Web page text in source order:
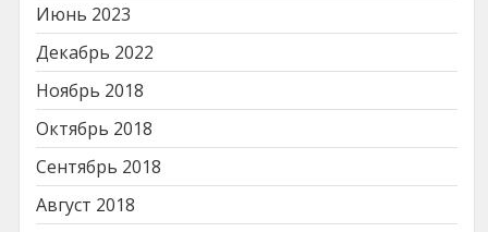
Июнь 2023
Декабрь 2022
Ноябрь 2018
Октябрь 2018
Сентябрь 2018
Август 2018